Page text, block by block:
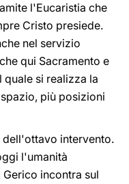
l'Eucaristia che
Cristo presiede.
nel servizio
qui Sacramento e
si realizza la
più posizioni
intervento.
l'umanità
incontra sul